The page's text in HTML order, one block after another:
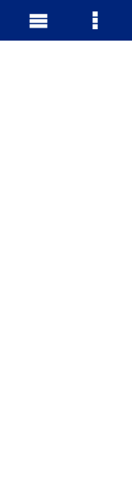
Menu Menu